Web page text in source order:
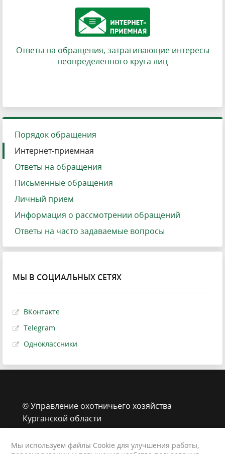
Ответы на обращения, затрагивающие интересы
неопределенного круга лиц
Порядок обращения
Интернет-приемная
Ответы на обращения
Письменные обращения
Личный прием
Информация о рассмотрении обращений
Ответы на часто задаваемые вопросы
МЫ В СОЦИАЛЬНЫХ СЕТЯХ
ВКонтакте
Telegram
Одноклассники
© Управление охотничьего хозяйства
Курганской области
г. Курган, ул. Володарского, 65 стр.1
8 (3522) 43-39-33
Мы используем файлы Cookie для улучшения работы,